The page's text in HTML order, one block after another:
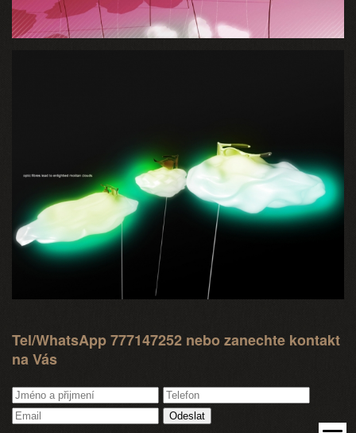
Tel/WhatsApp 777147252 nebo zanechte kontakt
na Vás
Odeslat